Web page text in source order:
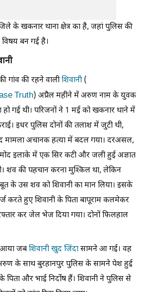
के खकनार थाना क्षेत्र का है, जहां पुलिस की
बन गई है।
गांव की रहने वालीशिवानी (
Truth) अप्रैल महीने में अरुण नाम के युवक
गई थी। परिजनों ने 1 मई को खकनार थाने में
इधर पुलिस दोनों की तलाश में जुटी थी,
मामला अचानक हत्या में बदल गया। दरअसल,
इलाके में एक सिर कटी और जली हुई अज्ञात
शव की पहचान करना मुश्किल था, लेकिन
के उस शव को शिवानी का मान लिया। इसके
करते हुए शिवानी के पिता बापूराम कलमेकर
कर जेल भेज दिया गया। दोनों फिलहाल
आया जबशिवानी खुद जिंदासामने आ गई। वह
अरुण के साथ बुरहानपुर पुलिस के सामने पेश हुई
और भाई निर्दोष हैं। शिवानी ने पुलिस से